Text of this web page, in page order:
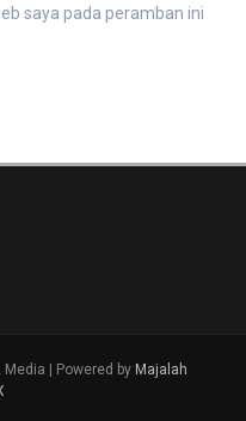
saya pada peramban ini
| Powered by Majalah